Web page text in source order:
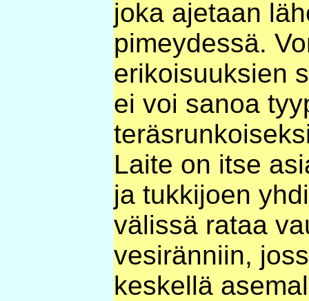
joka ajetaan
pimeydessä.
erikoisuuksien
ei voi sanoa
Laite on itse
ja tukkijoen
välissä rataa
vesiränniin,
keskellä